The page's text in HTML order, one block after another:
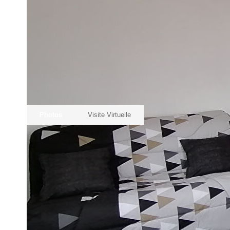
Visite Virtuelle
Description
Réf : 210
Beau Studio équipé, rénové à neuf (cuisine, lit BZ, table)
Calme - Lumineux - Proche Fac - Nord de Pau -
1 Parking privé - Portail électrique